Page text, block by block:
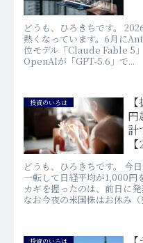
どうも、ひろきちです。
熱くなっています。6月に
位モデル「Claude Fable 5
OpenAIが「GPT-5.6」で...
投資のいろは
円
計
どうも、ひろきちです。 今
一転して日経平均が1,000円
カギを握ったのは、前日に
なお今夜の米国株はお休み
投資のいろは